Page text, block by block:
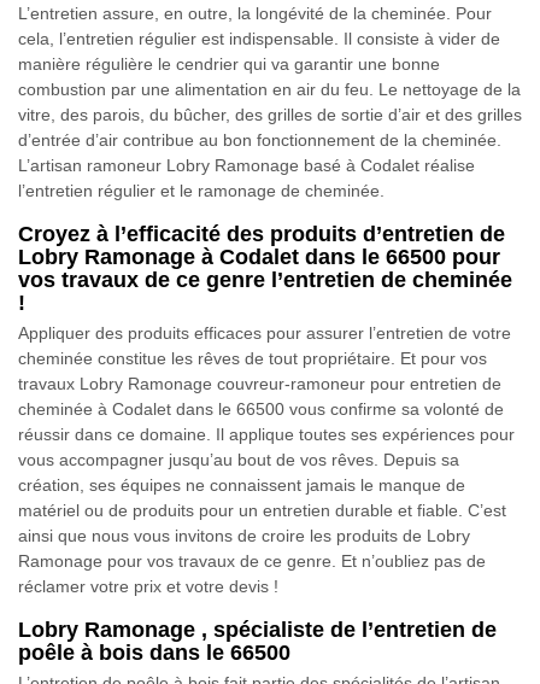
L’entretien assure, en outre, la longévité de la cheminée. Pour
cela, l’entretien régulier est indispensable. Il consiste à vider de
manière régulière le cendrier qui va garantir une bonne
combustion par une alimentation en air du feu. Le nettoyage de la
vitre, des parois, du bûcher, des grilles de sortie d’air et des grilles
d’entrée d’air contribue au bon fonctionnement de la cheminée.
L’artisan ramoneur Lobry Ramonage basé à Codalet réalise
l’entretien régulier et le ramonage de cheminée.
Croyez à l’efficacité des produits d’entretien de
Lobry Ramonage à Codalet dans le 66500 pour
vos travaux de ce genre l’entretien de cheminée
!
Appliquer des produits efficaces pour assurer l’entretien de votre
cheminée constitue les rêves de tout propriétaire. Et pour vos
travaux Lobry Ramonage couvreur-ramoneur pour entretien de
cheminée à Codalet dans le 66500 vous confirme sa volonté de
réussir dans ce domaine. Il applique toutes ses expériences pour
vous accompagner jusqu’au bout de vos rêves. Depuis sa
création, ses équipes ne connaissent jamais le manque de
matériel ou de produits pour un entretien durable et fiable. C’est
ainsi que nous vous invitons de croire les produits de Lobry
Ramonage pour vos travaux de ce genre. Et n’oubliez pas de
réclamer votre prix et votre devis !
Lobry Ramonage , spécialiste de l’entretien de
poêle à bois dans le 66500